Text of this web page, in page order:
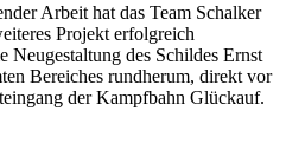
Arbeit hat das Team Schalker
Projekt erfolgreich
Neugestaltung des Schildes Ernst
Bereiches rundherum, direkt vor
der Kampfbahn Glückauf.